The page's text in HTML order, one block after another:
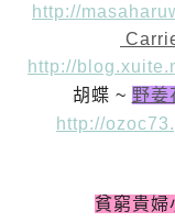
http://
http://
胡蝶 ~ 野姜
http://
貧窮貴婦